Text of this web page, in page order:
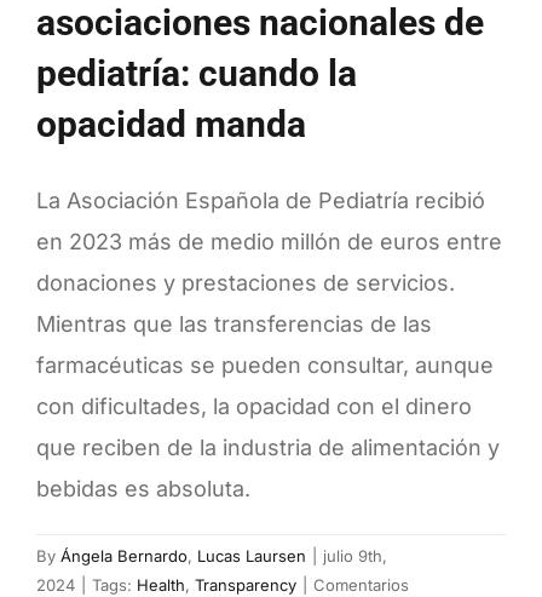
asociaciones nacionales de
pediatría: cuando la
opacidad manda
La Asociación Española de Pediatría recibió
en 2023 más de medio millón de euros entre
donaciones y prestaciones de servicios.
Mientras que las transferencias de las
farmacéuticas se pueden consultar, aunque
con dificultades, la opacidad con el dinero
que reciben de la industria de alimentación y
bebidas es absoluta.
By Ángela Bernardo, Lucas Laursen
julio 9th,
2024
Tags: Health, Transparency
Comentarios